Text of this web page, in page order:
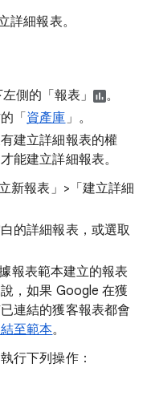
詳細報表。
側的「報表」
。
「資產庫 」。
建立詳細報表的權
能建立詳細報表。
新報表」>「建立詳細
的詳細報表，或選取
報表範本建立的報表
，如果 Google 在獲
連結的獲客報表都會
至範本。
行下列操作：